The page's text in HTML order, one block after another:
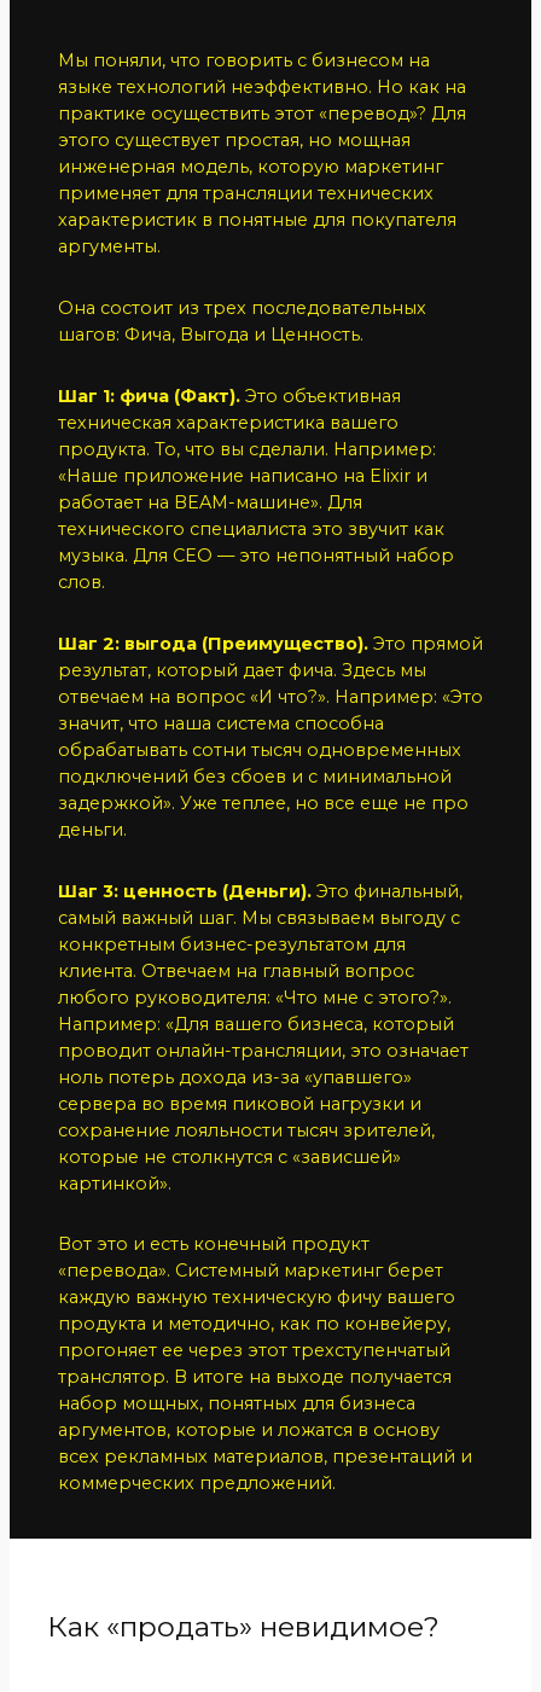
Мы поняли, что говорить с бизнесом на
языке технологий неэффективно. Но как на
практике осуществить этот «перевод»? Для
этого существует простая, но мощная
инженерная модель, которую маркетинг
применяет для трансляции технических
характеристик в понятные для покупателя
аргументы.
Она состоит из трех последовательных
шагов: Фича, Выгода и Ценность.
Шаг 1: фича (Факт).Это объективная
техническая характеристика вашего
продукта. То, что вы сделали. Например:
«Наше приложение написано на Elixir и
работает на BEAM-машине». Для
технического специалиста это звучит как
музыка. Для CEO — это непонятный набор
слов.
Шаг 2: выгода (Преимущество).Это прямой
результат, который дает фича. Здесь мы
отвечаем на вопрос «И что?». Например: «Это
значит, что наша система способна
обрабатывать сотни тысяч одновременных
подключений без сбоев и с минимальной
задержкой». Уже теплее, но все еще не про
деньги.
Шаг 3: ценность (Деньги).Это финальный,
самый важный шаг. Мы связываем выгоду с
конкретным бизнес-результатом для
клиента. Отвечаем на главный вопрос
любого руководителя: «Что мне с этого?».
Например: «Для вашего бизнеса, который
проводит онлайн-трансляции, это означает
ноль потерь дохода из-за «упавшего»
сервера во время пиковой нагрузки и
сохранение лояльности тысяч зрителей,
которые не столкнутся с «зависшей»
картинкой».
Вот это и есть конечный продукт
«перевода». Системный маркетинг берет
каждую важную техническую фичу вашего
продукта и методично, как по конвейеру,
прогоняет ее через этот трехступенчатый
транслятор. В итоге на выходе получается
набор мощных, понятных для бизнеса
аргументов, которые и ложатся в основу
всех рекламных материалов, презентаций и
коммерческих предложений.
Как «продать» невидимое?